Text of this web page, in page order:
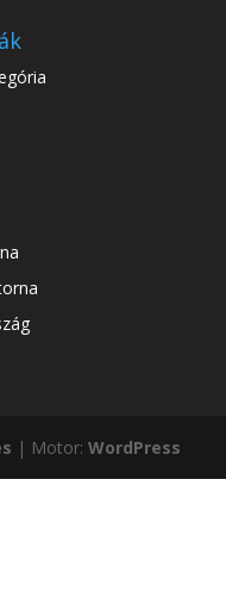
| Motor:WordPress